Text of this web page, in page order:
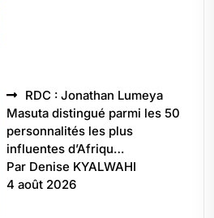
RDC : Jonathan Lumeya
Masuta distingué parmi les 50
personnalités les plus
influentes d’Afriqu…
Par Denise KYALWAHI
4 août 2026